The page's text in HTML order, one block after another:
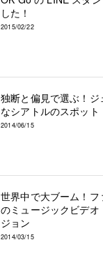
した！
2015/02/22
独断と偏見で選ぶ！ジ
なシアトルのスポット
2014/06/15
世界中で大ブーム！
のミュージックビデ
ジョン
2014/03/15